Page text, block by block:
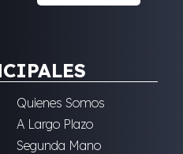
Quienes Somos
A Largo Plazo
Segunda Mano